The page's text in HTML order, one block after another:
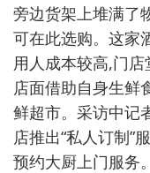
旁边货架上堆满了
可在此选购。这家
用人成本较高,门
店面借助自身生鲜
鲜超市。采访中记
店推出“私人订制”
预约大厨上门服务。